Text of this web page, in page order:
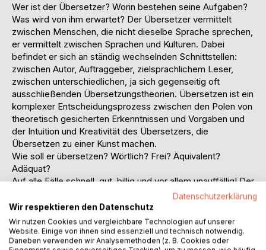
Wer ist der Übersetzer? Worin bestehen seine Aufgaben?
Was wird von ihm erwartet? Der Übersetzer vermittelt
zwischen Menschen, die nicht dieselbe Sprache sprechen,
er vermittelt zwischen Sprachen und Kulturen. Dabei
befindet er sich an ständig wechselnden Schnittstellen:
zwischen Autor, Auftraggeber, zielsprachlichem Leser,
zwischen unterschiedlichen, ja sich gegenseitig oft
ausschließenden Übersetzungstheorien. Übersetzen ist ein
komplexer Entscheidungsprozess zwischen den Polen von
theoretisch gesicherten Erkenntnissen und Vorgaben und
der Intuition und Kreativität des Übersetzers, die
Übersetzen zu einer Kunst machen.
Wie soll er übersetzen? Wörtlich? Frei? Äquivalent?
Adäquat?
Auf alle Fälle schnell, gut, billig und vor allem unauffällig! Der
beste Translator ist der, den man nicht sieht', so heißt es
oft.
Ziel des Buches ist es, das Berufsbild des Translators zu
verbessern. Es ermöglicht eine neue Perspektive auf die
Modelle und Theorien der Translation und eine
Datenschutzerklärung
Wir respektieren den Datenschutz
Wir nutzen Cookies und vergleichbare Technologien auf unserer
Website. Einige von ihnen sind essenziell und technisch notwendig.
Daneben verwenden wir Analysemethoden (z. B. Cookies oder